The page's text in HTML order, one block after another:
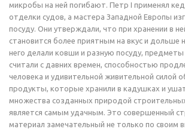
микробы на ней погибают. Петр I применял
отделки судов, а мастера Западной Европы
посуду. Они утверждали, что при хранении в
становится более приятным на вкус и дольше
него делали ковши и разную посуду,
считали с давних времен, способностью
человека и удивительной живительной силой
продукты, которые хранили в кадушках и
множества созданных природой
является самым удачным. Это совершенный
материал замечательный не только по своим